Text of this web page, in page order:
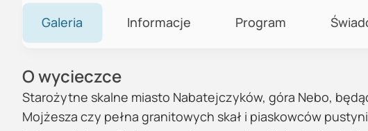
Galeria Informacje Program
O wycieczce
Starożytne skalne miasto Nabatejczyków, góra Nebo,
Mojżesza czy pełna granitowych skał i piaskowców